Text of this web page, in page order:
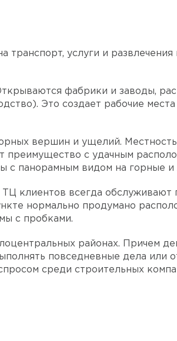
услуги и
фабрики и заводы,
Это создает рабочие
вершин и ущелий.
с удачным
с панорамным видом на горные
клиентов всегда
нормально продумано
с пробками.
районах. Причем
повседневные дела или
среди строительных